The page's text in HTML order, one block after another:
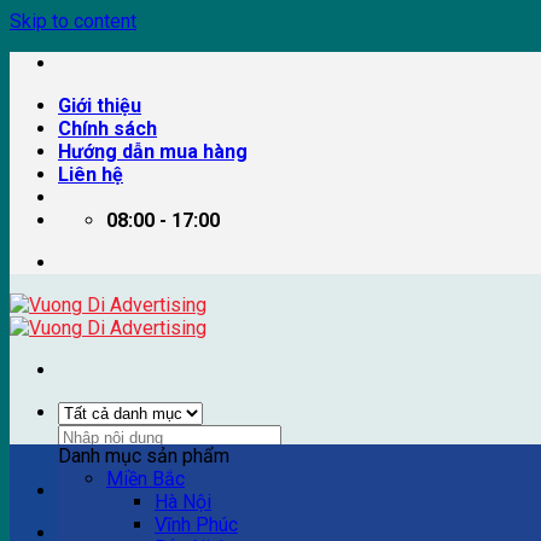
Skip to content
Giới thiệu
Chính sách
Hướng dẫn mua hàng
Liên hệ
08:00 - 17:00
Ví dụ: Billboard quảng cáo, pano quảng cáo, quảng cáo
Danh mục sản phẩm
Miền Bắc
Hà Nội
Vĩnh Phúc